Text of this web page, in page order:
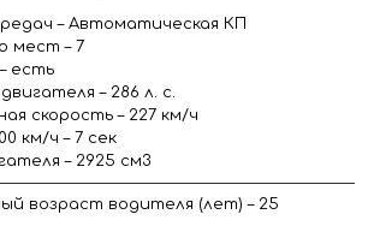
– Автоматическая КП
мест – 7
есть
– 286 л. с.
скорость – 227 км/ч
км/ч – 7 сек
– 2925 см3
возраст водителя (лет) – 25